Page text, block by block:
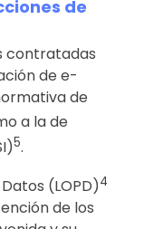
de
contratadas
de e-
de
a la de
5.
(LOPD)4
de los